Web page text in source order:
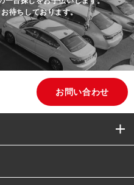
待ちしております。
お問い合わせ